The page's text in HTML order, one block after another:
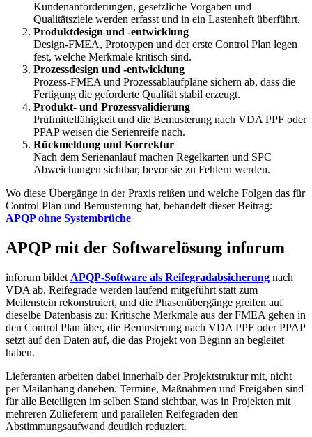
Kundenanforderungen, gesetzliche Vorgaben und
Qualitätsziele werden erfasst und in ein Lastenheft überführt.
Produktdesign und -entwicklung
Design-FMEA, Prototypen und der erste Control Plan legen
fest, welche Merkmale kritisch sind.
Prozessdesign und -entwicklung
Prozess-FMEA und Prozessablaufpläne sichern ab, dass die
Fertigung die geforderte Qualität stabil erzeugt.
Produkt- und Prozessvalidierung
Prüfmittelfähigkeit und die Bemusterung nach VDA PPF oder
PPAP weisen die Serienreife nach.
Rückmeldung und Korrektur
Nach dem Serienanlauf machen Regelkarten und SPC
Abweichungen sichtbar, bevor sie zu Fehlern werden.
Wo diese Übergänge in der Praxis reißen und welche Folgen das für
Control Plan und Bemusterung hat, behandelt dieser Beitrag:
APQP ohne Systembrüche
APQP mit der Softwarelösung inforum
inforum bildet APQP-Software als Reifegradabsicherung nach
VDA ab. Reifegrade werden laufend mitgeführt statt zum
Meilenstein rekonstruiert, und die Phasenübergänge greifen auf
dieselbe Datenbasis zu: Kritische Merkmale aus der FMEA gehen in
den Control Plan über, die Bemusterung nach VDA PPF oder PPAP
setzt auf den Daten auf, die das Projekt von Beginn an begleitet
haben.
Lieferanten arbeiten dabei innerhalb der Projektstruktur mit, nicht
per Mailanhang daneben. Termine, Maßnahmen und Freigaben sind
für alle Beteiligten im selben Stand sichtbar, was in Projekten mit
mehreren Zulieferern und parallelen Reifegraden den
Abstimmungsaufwand deutlich reduziert.